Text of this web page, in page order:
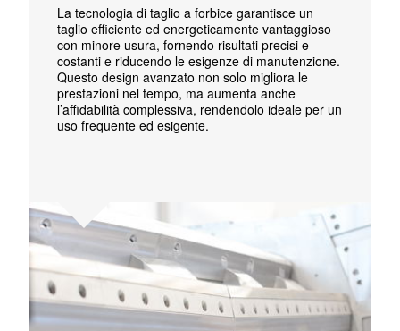
La tecnologia di taglio a forbice garantisce un
taglio efficiente ed energeticamente vantaggioso
con minore usura, fornendo risultati precisi e
costanti e riducendo le esigenze di manutenzione.
Questo design avanzato non solo migliora le
prestazioni nel tempo, ma aumenta anche
l’affidabilità complessiva, rendendolo ideale per un
uso frequente ed esigente.